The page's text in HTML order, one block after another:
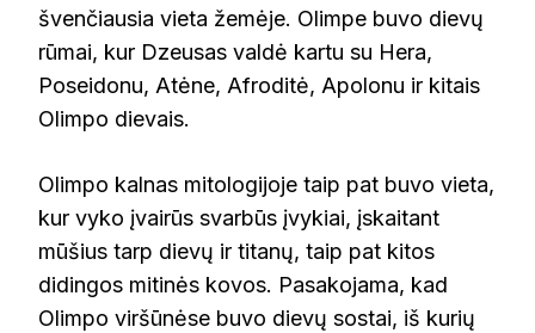
švenčiausia vieta žemėje. Olimpe buvo dievų
rūmai, kur Dzeusas valdė kartu su Hera,
Poseidonu, Atėne, Afroditė, Apolonu ir kitais
Olimpo dievais.
Olimpo kalnas mitologijoje taip pat buvo vieta,
kur vyko įvairūs svarbūs įvykiai, įskaitant
mūšius tarp dievų ir titanų, taip pat kitos
didingos mitinės kovos. Pasakojama, kad
Olimpo viršūnėse buvo dievų sostai, iš kurių